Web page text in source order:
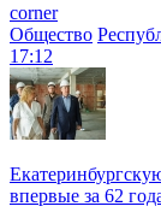
corner
Общество
17:12
впервые за 62